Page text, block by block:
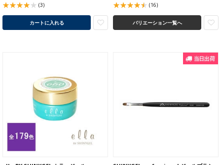
(3)
カートに入れる
(16)
バリエーション一覧へ